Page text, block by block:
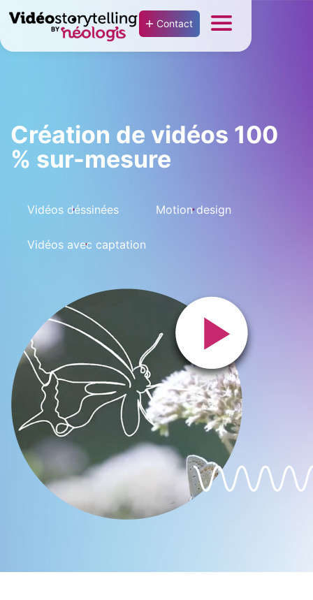
Contact
Création de vidéos 100
% sur-mesure
Vidéos déssinées Motion design
Vidéos avec captation